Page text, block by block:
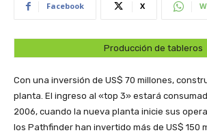
Facebook X
Producción de tableros
Con una inversión de US$ 70 millones,
planta. El ingreso al «top 3» estará
2006, cuando la nueva planta inicie sus
los Pathfinder han invertido más de US$ 150